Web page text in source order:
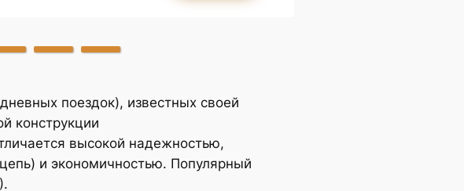
поездок), известных своей
конструкции
высокой надежностью,
и экономичностью. Популярный